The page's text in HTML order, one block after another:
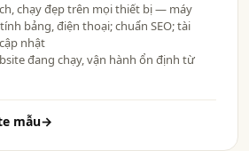
chạy đẹp trên mọi thiết bị — máy
bảng, điện thoại; chuẩn SEO; tài
nhật
đang chạy, vận hành ổn định từ
mẫu→